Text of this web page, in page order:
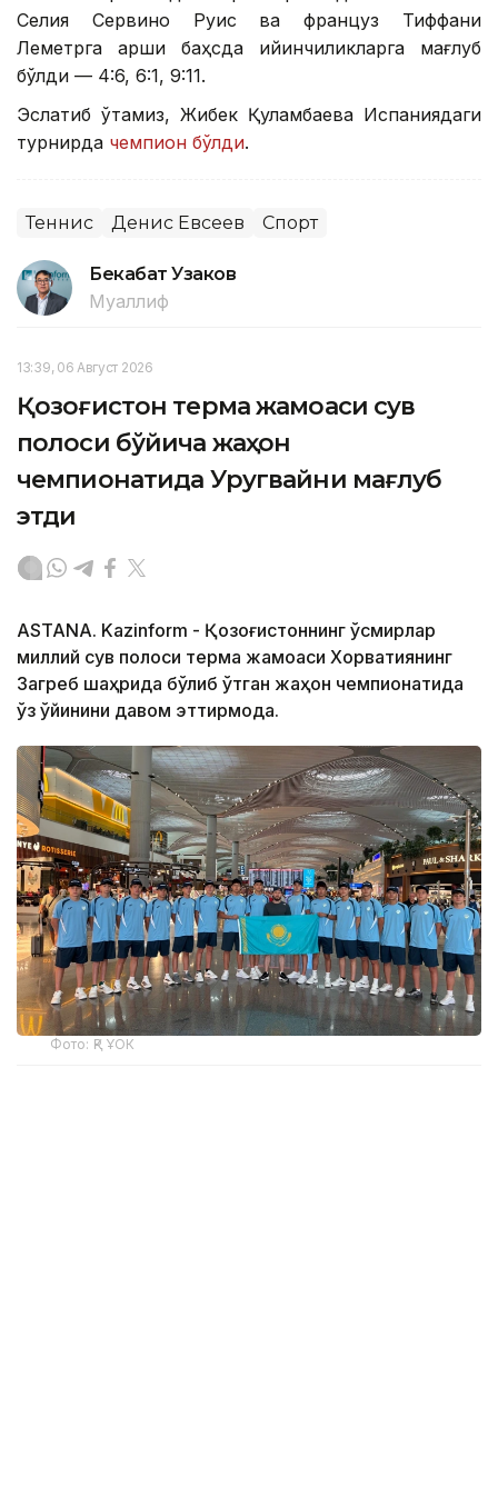
Селия Сервино Руис ва француз Тиффани
Леметрга қарши баҳсда қийинчиликларга мағлуб
бўлди — 4:6, 6:1, 9:11.
Эслатиб ўтамиз, Жибек Қуламбаева Испаниядаги
турнирда чемпион бўлди.
Теннис Денис Евсеев Спорт
Бекабат Узаков
Муаллиф
13:39, 06 Август 2026
Қозоғистон терма жамоаси сув
полоси бўйича жаҳон
чемпионатида Уругвайни мағлуб
этди
ASTANA. Kazinform - Қозоғистоннинг ўсмирлар
миллий сув полоси терма жамоаси Хорватиянинг
Загреб шаҳрида бўлиб ўтган жаҳон чемпионатида
ўз ўйинини давом эттирмоқда.
Фото: ҚР ҰОК